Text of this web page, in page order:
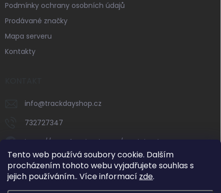
Tento web používá soubory cookie. Dalším
procházením tohoto webu vyjadřujete souhlas s
jejich používáním.. Více informací zde.
Podmínky ochrany osobních údajů
Prodávané značky
Mapa serveru
Kontakty
info@trackdayshop.cz
732727347
https://www.facebook.com/trackdayshop
trackdayshop
732727347